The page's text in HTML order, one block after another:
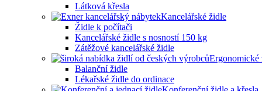
Látková křesla
Kancelářské židle
Židle k počítači
Kancelářské židle s nosností 150 kg
Zátěžové kancelářské židle
Ergonomické
Balanční židle
Lékařské židle do ordinace